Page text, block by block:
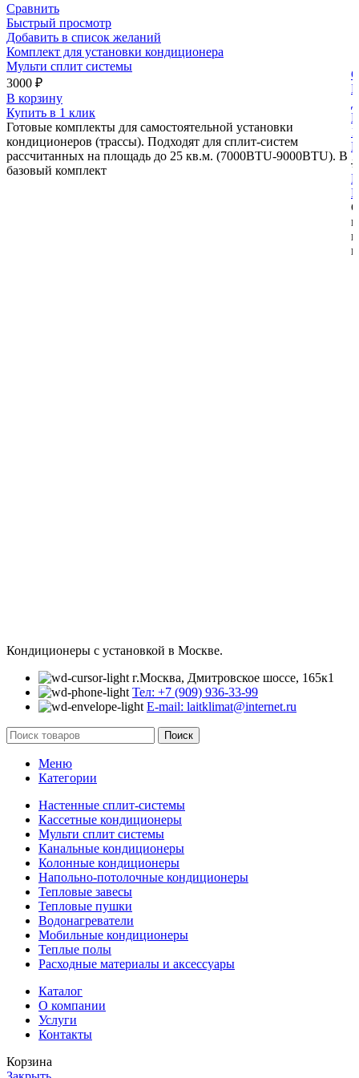
Сравнить
Быстрый просмотр
Добавить в список желаний
Комплект для установки кондиционера
Мульти сплит системы
3000 ₽
В корзину
Купить в 1 клик
Готовые комплекты для самостоятельной установки
кондиционеров (трассы). Подходят для сплит-систем
рассчитанных на площадь до 25 кв.м. (7000BTU-9000BTU). В
базовый комплект
Кондиционеры с установкой в Москве.
г.Москва, Дмитровское шоссе, 165к1
Тел: +7 (909) 936-33-99
E-mail: laitklimat@internet.ru
Поиск
Меню
Категории
Настенные сплит-системы
Кассетные кондиционеры
Мульти сплит системы
Канальные кондиционеры
Колонные кондиционеры
Напольно-потолочные кондиционеры
Тепловые завесы
Тепловые пушки
Водонагреватели
Мобильные кондиционеры
Теплые полы
Расходные материалы и аксессуары
Каталог
О компании
Услуги
Контакты
Корзина